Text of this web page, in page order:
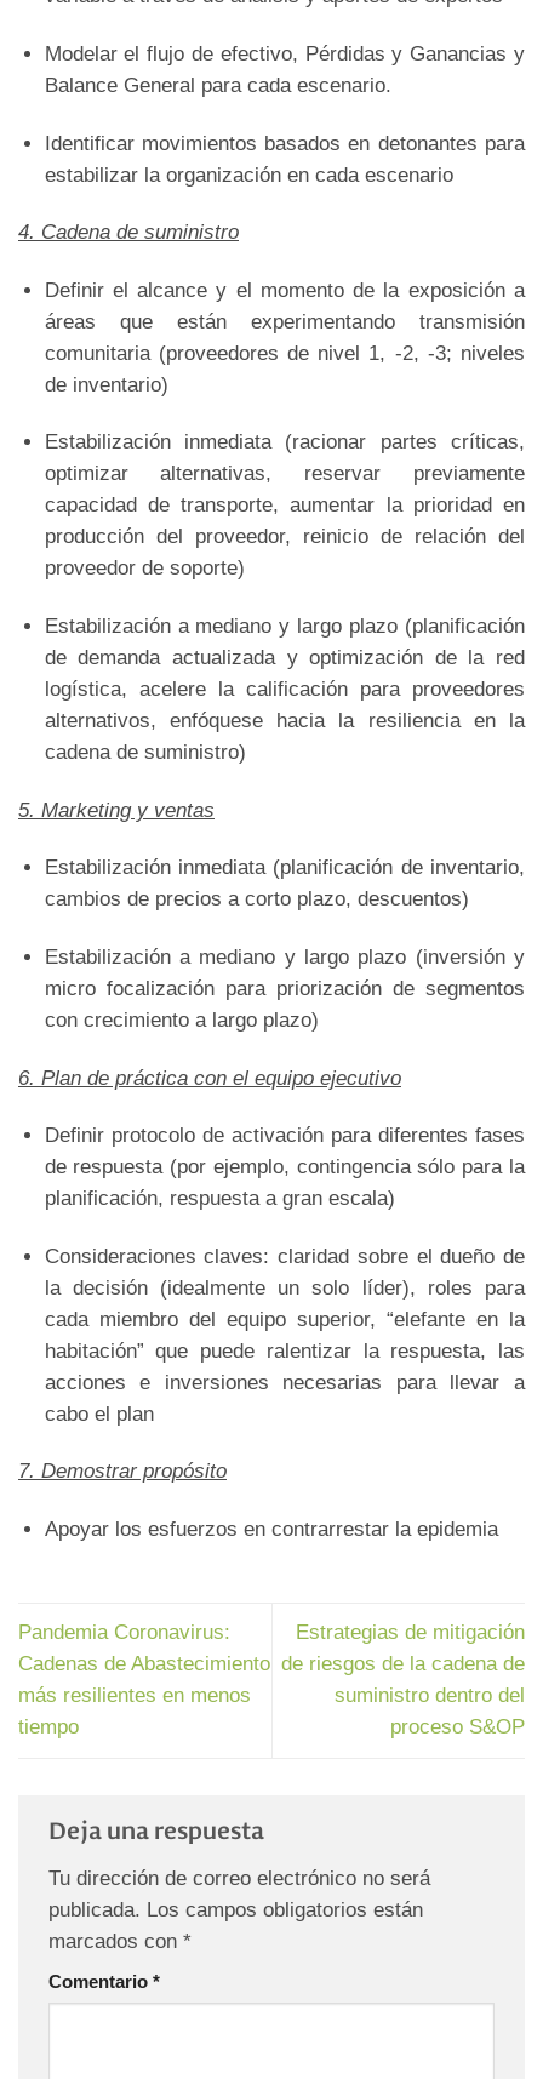
Modelar el flujo de efectivo, Pérdidas y Ganancias y
Balance General para cada escenario.
Identificar movimientos basados ​​en detonantes para
estabilizar la organización en cada escenario
4. Cadena de suministro
Definir el alcance y el momento de la exposición a
áreas que están experimentando transmisión
comunitaria (proveedores de nivel 1, -2, -3; niveles
de inventario)
Estabilización inmediata (racionar partes críticas,
optimizar alternativas, reservar previamente
capacidad de transporte, aumentar la prioridad en
producción del proveedor, reinicio de relación del
proveedor de soporte)
Estabilización a mediano y largo plazo (planificación
de demanda actualizada y optimización de la red
logística, acelere la calificación para proveedores
alternativos, enfóquese hacia la resiliencia en la
cadena de suministro)
5. Marketing y ventas
Estabilización inmediata (planificación de inventario,
cambios de precios a corto plazo, descuentos)
Estabilización a mediano y largo plazo (inversión y
micro focalización para priorización de segmentos
con crecimiento a largo plazo)
6. Plan de práctica con el equipo ejecutivo
Definir protocolo de activación para diferentes fases
de respuesta (por ejemplo, contingencia sólo para la
planificación, respuesta a gran escala)
Consideraciones claves: claridad sobre el dueño de
la decisión (idealmente un solo líder), roles para
cada miembro del equipo superior, “elefante en la
habitación” que puede ralentizar la respuesta, las
acciones e inversiones necesarias para llevar a
cabo el plan
7. Demostrar propósito
Apoyar los esfuerzos en contrarrestar la epidemia
Pandemia Coronavirus:
Cadenas de Abastecimiento
más resilientes en menos
tiempo
Estrategias de mitigación
de riesgos de la cadena de
suministro dentro del
proceso S&OP
Deja una respuesta
Tu dirección de correo electrónico no será
publicada. Los campos obligatorios están
marcados con *
Comentario *